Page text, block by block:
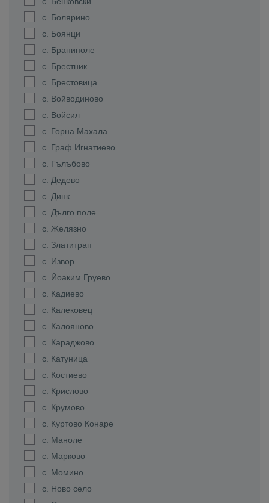
с. Болярино
с. Боянци
с. Браниполе
с. Брестник
с. Брестовица
с. Войводиново
с. Войсил
с. Горна Махала
с. Граф Игнатиево
с. Гълъбово
с. Дедево
с. Динк
с. Дълго поле
с. Желязно
с. Златитрап
с. Извор
с. Йоаким Груево
с. Кадиево
с. Калековец
с. Калояново
с. Караджово
с. Катуница
с. Костиево
с. Крислово
с. Крумово
с. Куртово Конаре
с. Маноле
с. Марково
с. Момино
с. Ново село